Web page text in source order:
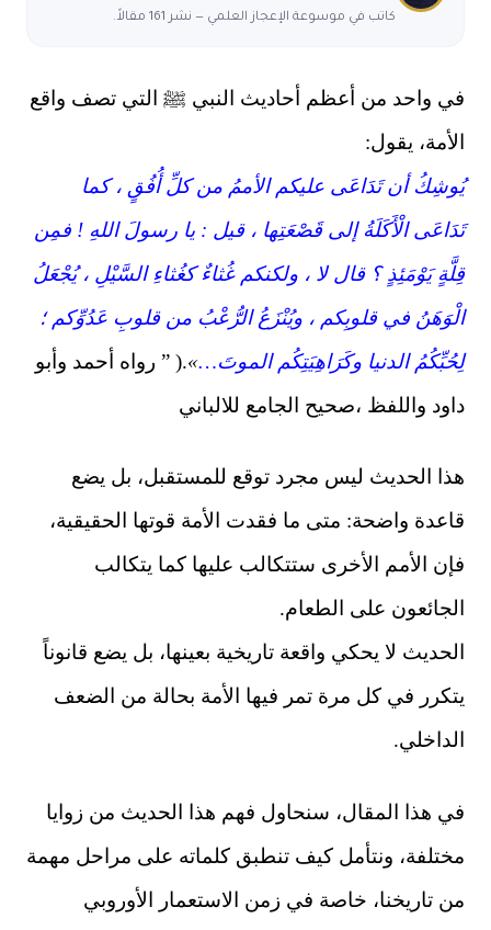
كاتب في موسوعة الإعجاز العلمي — نشر 161 مقالاً.
في واحد من أعظم أحاديث النبي ﷺ التي تصف واقع
الأمة، يقول:
يُوشِكُ أن تَدَاعَى عليكم الأممُ من كلِّ أُفُقٍ ، كما
تَدَاعَى الْأَكَلَةُ إلى قَصْعَتِها ، قيل : يا رسولَ اللهِ ! فمِن
قِلَّةٍ يَوْمَئِذٍ ؟ قال لا ، ولكنكم غُثاءٌ كغُثاءِ السَّيْلِ ، يُجْعَلُ
الْوَهَنُ في قلوبِكم ، ويُنْزَعُ الرُّعْبُ من قلوبِ عَدُوِّكم ؛
لِحُبِّكُمُ الدنيا وكَرَاهِيَتِكُم الموتَ…
».( ” رواه أحمد وأبو
داود واللفظ ،صحيح الجامع للالباني
هذا الحديث ليس مجرد توقع للمستقبل، بل يضع
قاعدة واضحة: متى ما فقدت الأمة قوتها الحقيقية،
فإن الأمم الأخرى ستتكالب عليها كما يتكالب
الجائعون على الطعام.
الحديث لا يحكي واقعة تاريخية بعينها، بل يضع قانوناً
يتكرر في كل مرة تمر فيها الأمة بحالة من الضعف
الداخلي.
في هذا المقال، سنحاول فهم هذا الحديث من زوايا
مختلفة، ونتأمل كيف تنطبق كلماته على مراحل مهمة
من تاريخنا، خاصة في زمن الاستعمار الأوروبي